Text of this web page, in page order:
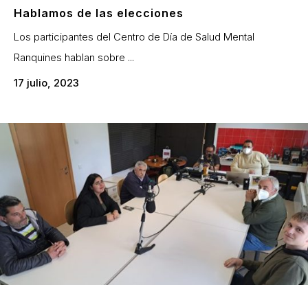
Hablamos de las elecciones
Los participantes del Centro de Día de Salud Mental
Ranquines hablan sobre ...
17 julio, 2023